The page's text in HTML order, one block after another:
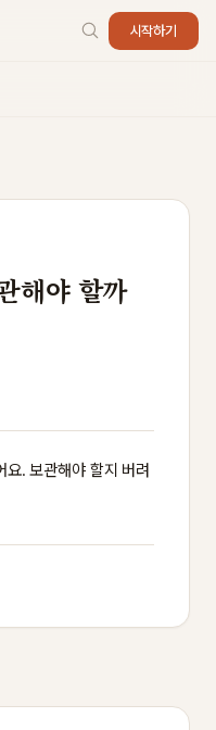
시작하기
해야 할까
요. 보관해야 할지 버려